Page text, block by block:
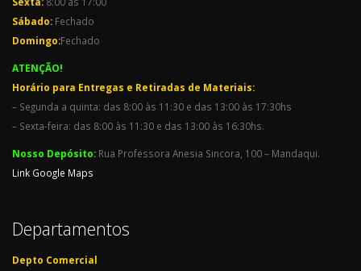
Sábado: Fechado
Domingo:Fechado
ATENÇÃO!
Horário para Entregas e Retiradas de Materiais:
– Segunda a quinta: das 8:00 às 11:30 e das 13:00 às 17:30hs
– Sexta-feira: das 8:00 às 11:30 e das 13:00 às 16:30hs.
Nosso Depósito: Rua Professora Anesia Sincora, 100 – Mandaqui.
Link Google Maps
Departamentos
Depto Comercial